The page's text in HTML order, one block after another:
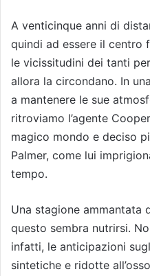
A venticinque anni di
quindi ad essere il centro
le vicissitudini dei tanti
allora la circondano. In
a mantenere le sue
ritroviamo l’agente
magico mondo e deciso
Palmer, come lui
tempo.
Una stagione ammantata
questo sembra nutrirsi.
infatti, le anticipazioni
sintetiche e ridotte